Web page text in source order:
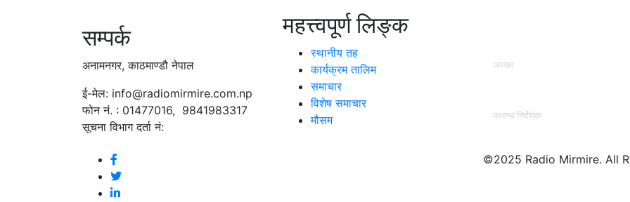
सम्पर्क
अनामनगर, काठमाण्डौ नेपाल
ई-मेल: info@radiomirmire.com.np
फोन नं. : 01477016, 9841983317
सूचना विभाग दर्ता नं:
महत्त्वपूर्ण लिङ्क
स्थानीय तह
कार्यक्रम तालिम
समाचार
विशेष समाचार
मौसम
अध्यक्ष
प्रवन्ध निर्देशक
©2025 Radio Mirmire. All